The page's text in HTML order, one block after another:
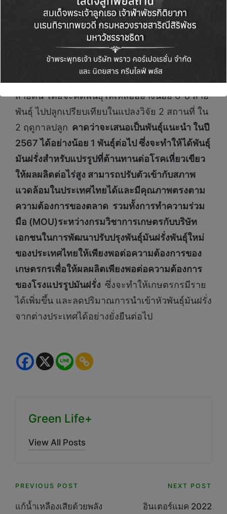
เขียวด้วยการผสมข้ามมันฝรั่งจากศูนย์มันฝรั่ง
ระหว่างประเทศ ประเทศเปรู จำนวน 18 สายพันธุ์
กับพันธุ์ของกรมวิชาการเกษตรที่ให้ผลผลิตสูง และ
พันธุ์ที่มีลักษณะที่ให้ผลผลิตต่อไร่สูงคัดเลือกจนได้
สายต้น โดยจะคัดพันธุ์ให้เหลืออย่างน้อย 6-8 สาย
พันธุ์ ไปปลูกเปรียบเทียบในแปลงวิจัย 2 สถานที่ ใน
2 ฤดูกาลปลูก คาดว่าจะเสนอเป็นพันธุ์แนะนำ ในปี
2567 ได้อย่างน้อย 1 พันธุ์ต่อไป ซึ่งจะทำให้ได้พันธุ์
มันฝรั่งสำหรับแปรรูปที่ต้านทานต่อโรคเหี่ยวเขียว
ให้ผลผลิตต่อไร่สูง สามารถปรับตัวเข้ากับสภาพ
แวดล้อมในประเทศไทยได้และมีคุณภาพตรงตาม
ความต้องการของตลาด รวมทั้งการทำความร่วม
มือ (MOU)ระหว่างกรมวิชาการเกษตรกับบริษัท
เอกชนในการพัฒนาปรับปรุงพันธุ์มันฝรั่งพันธุ์ใหม่
ของประเทศไทยให้เพียงพอต่อความต้องการของ
เกษตรกรเพื่อให้ผลผลิตเพียงพอต่อความต้องการ
ของโรงแปรรูปมันฝรั่ง ซึ่งจะทำให้เกษตรกรมีราย
ได้เพิ่มขึ้น และลดปริมาณการนำเข้าหัวพันธุ์มันฝรั่ง
จากต่างประเทศได้อย่างยั่งยืนต่อไป
Green Life+
View All Posts
Post
PREVIOUS POST
แก้น้ำเหลืองเสียด้วยพลัง
NEXT POST
อินเตอร์แมค 2022